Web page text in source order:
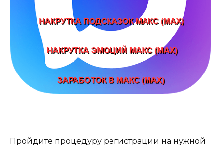
Пройдите процедуру регистрации на нужной